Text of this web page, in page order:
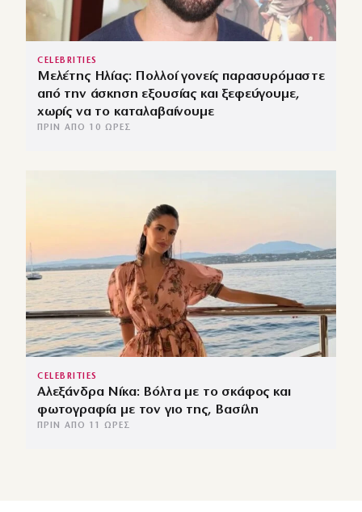
CELEBRITIES
Μελέτης Ηλίας: Πολλοί γονείς παρασυρόμαστε
από την άσκηση εξουσίας και ξεφεύγουμε,
χωρίς να το καταλαβαίνουμε
ΠΡΙΝ ΑΠΌ 10 ΏΡΕΣ
CELEBRITIES
Αλεξάνδρα Νίκα: Βόλτα με το σκάφος και
φωτογραφία με τον γιο της, Βασίλη
ΠΡΙΝ ΑΠΌ 11 ΏΡΕΣ